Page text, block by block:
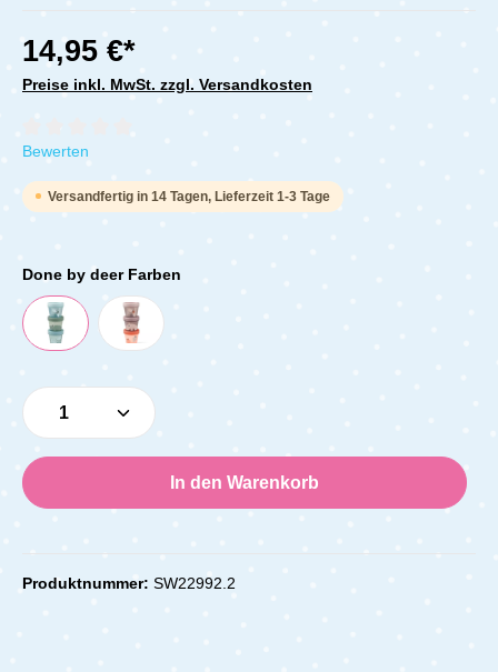
14,95 €*
Preise inkl. MwSt. zzgl. Versandkosten
Durchschnittliche Bewertung von 0 von 5 Sternen
Bewerten
Versandfertig in 14 Tagen, Lieferzeit 1-3 Tage
Done by deer Farben
Produkt Anzahl: Gib den gewünschten
In den Warenkorb
Produktnummer: SW22992.2